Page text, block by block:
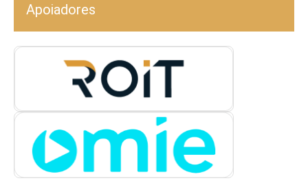
Apoiadores